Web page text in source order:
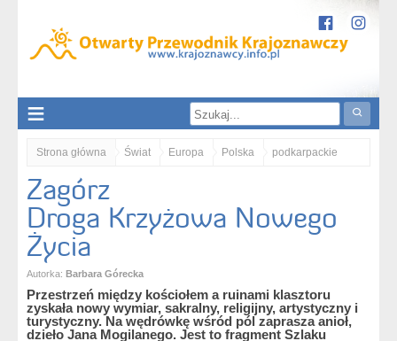
Strona główna Świat Europa Polska podkarpackie
Karpaty
Zagórz. Droga Krzyżowa Nowego Życia
Zagórz
Droga Krzyżowa Nowego
Życia
Autorka: Barbara Górecka
Przestrzeń między kościołem a ruinami klasztoru
zyskała nowy wymiar, sakralny, religijny, artystyczny i
turystyczny. Na wędrówkę wśród pól zaprasza anioł,
dzieło Jana Mogilanego. Jest to fragment Szlaku